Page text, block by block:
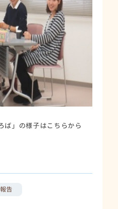
ば」の様子はこちらから
告